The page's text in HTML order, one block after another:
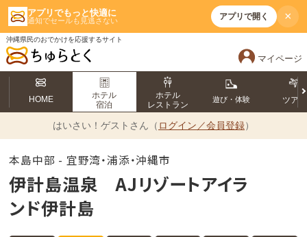
アプリでもっと快適に
通知でセールも見逃さない アプリで開く ×
沖縄県民のおでかけを応援するサイト
マイページ
HOME
ホテル
宿泊
ホテル
レストラン
遊び・体験 ツアー
はいさい！ ゲストさん（ ログイン／会員登録）
本島中部 - 宜野湾・浦添・沖縄市
伊計島温泉 AJリゾートアイラ
ンド伊計島